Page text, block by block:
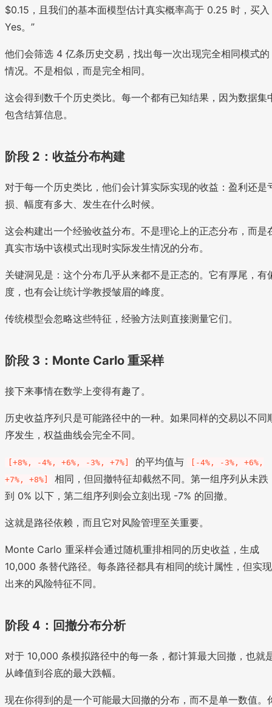
$0.15，且我们的基本面模型估计真实概率高于 0.25 时，买入
Yes。”
他们会筛选 4 亿条历史交易，找出每一次出现完全相同模式的
情况。不是相似，而是完全相同。
这会得到数千个历史类比。每一个都有已知结果，因为数据集
包含结算信息。
阶段 2：收益分布构建
对于每一个历史类比，他们会计算实际实现的收益：盈利还是
损、幅度有多大、发生在什么时候。
这会构建出一个经验收益分布。不是理论上的正态分布，而是
真实市场中该模式出现时实际发生情况的分布。
关键洞见是：这个分布几乎从来都不是正态的。它有厚尾，有
度，也有会让统计学教授皱眉的峰度。
传统模型会忽略这些特征，经验方法则直接测量它们。
阶段 3：Monte Carlo 重采样
接下来事情在数学上变得有趣了。
历史收益序列只是可能路径中的一种。如果同样的交易以不同
序发生，权益曲线会完全不同。
[+8%, -4%, +6%, -3%, +7%] 的平均值与
[-4%, -3%, +6%,
+7%, +8%]
相同，但回撤特征却截然不同。第一组序列从未跌
到 0% 以下，第二组序列则会立刻出现 -7% 的回撤。
这就是路径依赖，而且它对风险管理至关重要。
Monte Carlo 重采样会通过随机重排相同的历史收益，生成
10,000 条替代路径。每条路径都具有相同的统计属性，但实现
出来的风险特征不同。
阶段 4：回撤分布分析
对于 10,000 条模拟路径中的每一条，都计算最大回撤，也就
从峰值到谷底的最大跌幅。
现在你得到的是一个可能最大回撤的分布，而不是单一数值。